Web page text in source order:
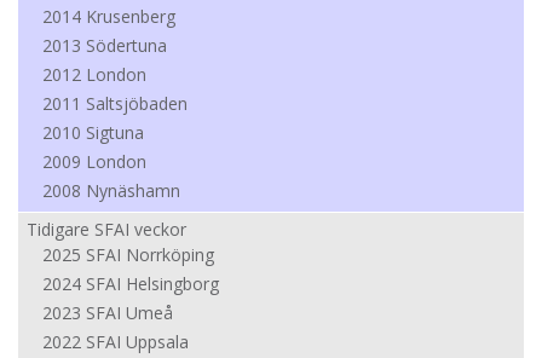
2014 Krusenberg
2013 Södertuna
2012 London
2011 Saltsjöbaden
2010 Sigtuna
2009 London
2008 Nynäshamn
Tidigare SFAI veckor
2025 SFAI Norrköping
2024 SFAI Helsingborg
2023 SFAI Umeå
2022 SFAI Uppsala